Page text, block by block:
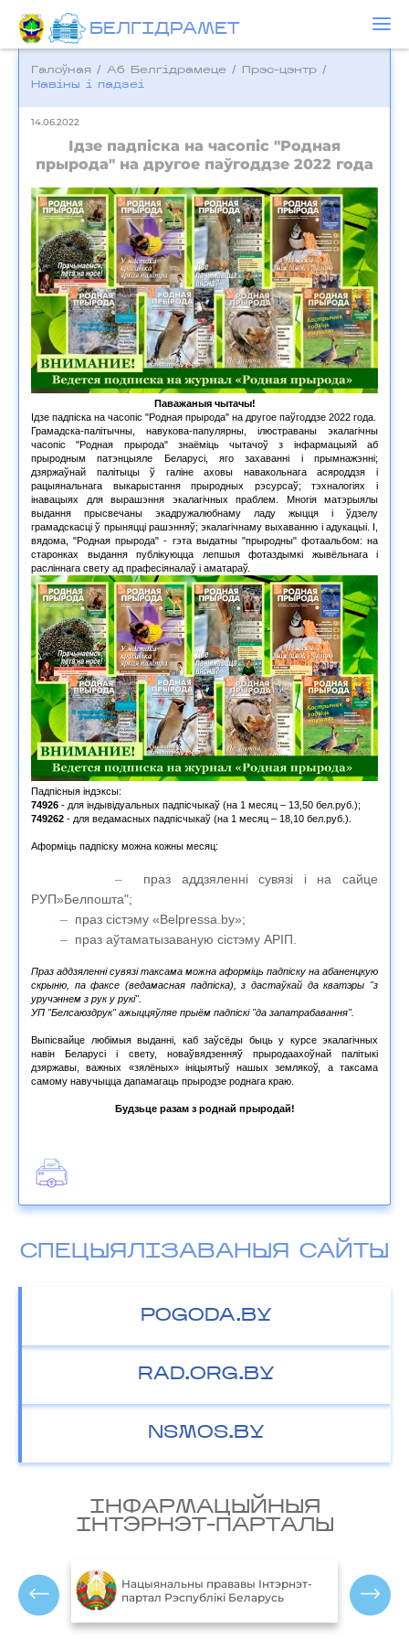
БЕЛГIДРAМЕТ
Галоўная / Аб Белгідрамеце / Прэс-цэнтр /
Навіны і падзеі
14.06.2022
Ідзе падпіска на часопіс "Родная
прырода" на другое паўгоддзе 2022 года
Паважаныя чытачы!
Ідзе падпіска на часопіс "Родная прырода" на другое паўгоддзе 2022 года.
Грамадска-палітычны, навукова-папулярны, ілюстраваны экалагічны
часопіс "Родная прырода" знаёміць чытачоў з інфармацыяй аб
прыродным патэнцыяле Беларусі, яго захаванні і прымнажэнні;
дзяржаўнай палітыцы ў галіне аховы навакольнага асяроддзя і
рацыянальнага выкарыстання прыродных рэсурсаў; тэхналогіях і
інавацыях для вырашэння экалагічных праблем. Многія матэрыялы
выдання прысвечаны экадружалюбнаму ладу жыцця і ўдзелу
грамадскасці ў прыняцці рашэнняў; экалагічнаму выхаванню і адукацыі. І,
вядома, "Родная прырода" - гэта выдатны "прыродны" фотаальбом: на
старонках выдання публікуюцца лепшыя фотаздымкі жывёльнага і
расліннага свету ад прафесіяналаў і аматараў.
Падпісныя індэксы:
74926 - для індывідуальных падпісчыкаў (на 1 месяц – 13,50 бел.руб.);
749262 - для ведамасных падпісчыкаў (на 1 месяц – 18,10 бел.руб.).
Аформіць падпіску можна кожны месяц:
праз аддзяленні сувязі і на сайце
РУП»Белпошта";
праз сістэму «Belpressa.by»;
праз аўтаматызаваную сістэму АРІП.
Праз аддзяленні сувязі таксама можна аформіць падпіску на абаненцкую
скрыню, па факсе (ведамасная падпіска), з дастаўкай да кватэры "з
уручэннем з рук у рукі".
УП "Белсаюздрук" ажыццяўляе прыём падпіскі "да запатрабавання".
Выпісвайце любімыя выданні, каб заўсёды быць у курсе экалагічных
навін Беларусі і свету, новаўвядзенняў прыродаахоўнай палітыкі
дзяржавы, важных «зялёных» ініцыятыў нашых землякоў, а таксама
самому навучыцца дапамагаць прыродзе роднага краю.
Будзьце разам з роднай прыродай!
СПЕЦЫЯЛІЗАВАНЫЯ САЙТЫ
POGODA.BY
RAD.ORG.BY
NSMOS.BY
IНФАРМАЦЫЙНЫЯ
IНТЭРНЭТ-ПАРТАЛЫ
Нацыянальны прававы Інтэрнэт-
партал Рэспублікі Беларусь